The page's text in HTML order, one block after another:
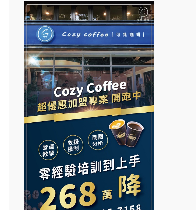
台灣G湯加盟說明會
彭富貴加盟說明會
NU PASTA義大利麵加盟說明
會
潮鍋癮加盟說明會
蓁伙烤倆吃加盟說明會
霏等茶加盟說明會
早安山丘加盟說明會
冰封仙果加盟說明會
拉亞漢堡加盟說明會
杜芳子古味茶鋪加盟說明會
優握握×酸奶大獅加盟說明會
冬城門加盟說明會
拾鑶火鍋加盟說明會
阿性情趣無人販售所加盟明會
龍涎居好湯加盟說明會
舒油頭加盟說明會
韓金量加盟說明會